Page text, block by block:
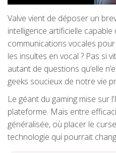
Valve vient de déposer un
intelligence artificielle capable
communications vocales
les insultes en vocal ? Pas si
autant de questions qu’elle
geeks soucieux de notre vie
Le géant du gaming mise sur
plateforme. Mais entre
généralisée, où placer le
technologie qui pourrait